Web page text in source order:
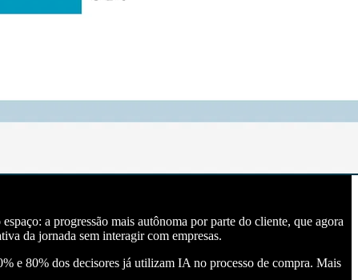
a progressão mais autônoma por parte do cliente, que agora
da jornada sem interagir com empresas.
e 80% dos decisores já utilizam IA no processo de compra. Mais